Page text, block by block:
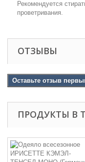
Рекомендуется
проветривания.
ОТЗЫВЫ
Оставьте отзыв
ПРОДУКТЫ В